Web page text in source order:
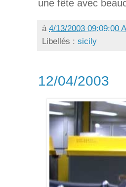
une fête avec
à 4/13/2003 09:09:00
Libellés : sicily
12/04/2003